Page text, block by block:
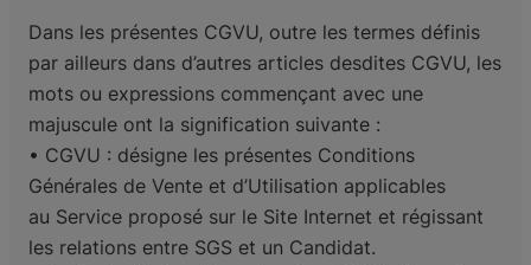
Dans les présentes CGVU, outre les termes définis
par ailleurs dans d’autres articles desdites CGVU, les
mots ou expressions commençant avec une
majuscule ont la signification suivante :
• CGVU : désigne les présentes Conditions
Générales de Vente et d’Utilisation applicables
au Service proposé sur le Site Internet et régissant
les relations entre SGS et un Candidat.